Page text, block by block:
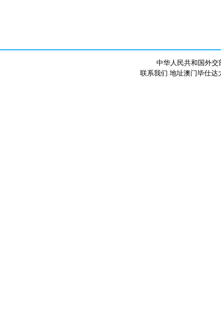
中华人民共和国外
联系我们 地址澳门毕仕